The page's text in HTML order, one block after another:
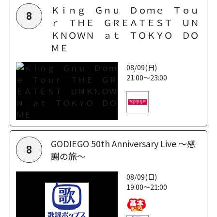
8
Ｋｉｎｇ Ｇｎｕ Ｄｏｍｅ Ｔｏｕ
ｒ ＴＨＥ ＧＲＥＡＴＥＳＴ ＵＮ
ＫＮＯＷＮ ａｔ ＴＯＫＹＯ ＤＯ
ＭＥ
08/09(日)
21:00～23:00
8
GODIEGO 50th Anniversary Live ～感
謝の旅～
08/09(日)
19:00～21:00